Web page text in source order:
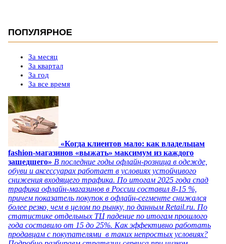
ПОПУЛЯРНОЕ
За месяц
За квартал
За год
За все время
«Когда клиентов мало: как владельцам
fashion-магазинов «выжать» максимум из каждого
зашедшего» В последние годы офлайн-розница в одежде,
обуви и аксессуарах работает в условиях устойчивого
снижения входящего трафика. По итогам 2025 года спад
трафика офлайн-магазинов в России составил 8-15 %,
причем показатель покупок в офлайн-сегменте снижался
более резко, чем в целом по рынку, по данным Retail.ru. По
статистике отдельных ТЦ падение по итогам прошлого
года составило от 15 до 25%. Как эффективно работать
продавцам с покупателями в таких непростых условиях?